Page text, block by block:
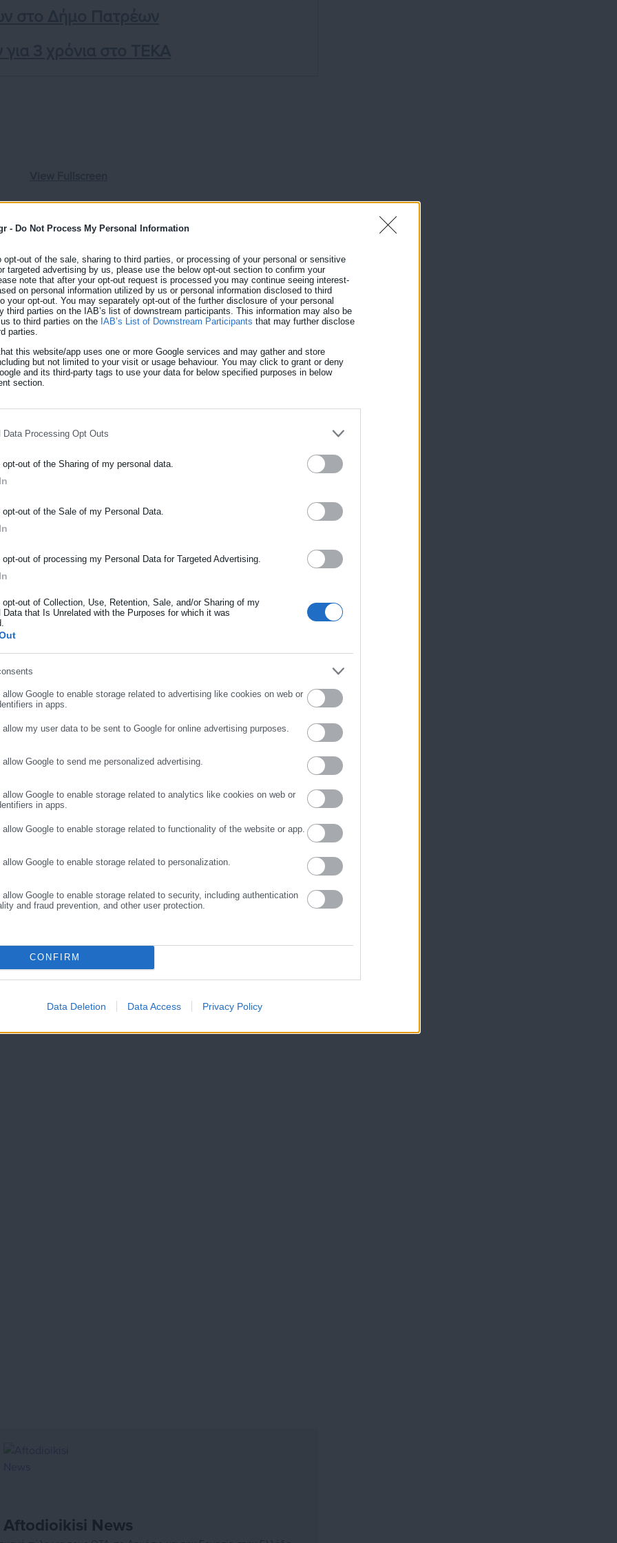
- Do Not Process My Personal Information
opt-out of the sale, sharing to third parties, or processing of your personal or sensitive
targeted advertising by us, please use the below opt-out section to confirm your
note that after your opt-out request is processed you may continue seeing interest-
on personal information utilized by us or personal information disclosed to third
your opt-out. You may separately opt-out of the further disclosure of your personal
third parties on the IAB’s list of downstream participants. This information may also be
to third parties on the IAB’s List of Downstream Participants that may further disclose
parties.
this website/app uses one or more Google services and may gather and store
but not limited to your visit or usage behaviour. You may click to grant or deny
and its third-party tags to use your data for below specified purposes in below
section.
Data Processing Opt Outs
opt-out of the Sharing of my personal data.
opt-out of the Sale of my Personal Data.
opt-out of processing my Personal Data for Targeted Advertising.
opt-out of Collection, Use, Retention, Sale, and/or Sharing of my
Data that Is Unrelated with the Purposes for which it was
allow Google to enable storage related to advertising like cookies on web or
in apps.
allow my user data to be sent to Google for online advertising purposes.
Google to send me personalized advertising.
allow Google to enable storage related to analytics like cookies on web or
in apps.
allow Google to enable storage related to functionality of the website or app.
Google to enable storage related to personalization.
allow Google to enable storage related to security, including authentication
and fraud prevention, and other user protection.
CONFIRM
Data Deletion Data Access Privacy Policy
Aftodioikisi News
NEWSLETTER
πρώτοι για ειδήσεις και θέματα από το χώρο της Αυτοδιοίκησης,
από την Ελλάδα και όλο τον κόσμο!
όνομα
επώνυμο
email
ΣΥΝΕΧΙΣΤΕ ΣΤΟ WEBSITE ΕΓΓΡΑΦΗ